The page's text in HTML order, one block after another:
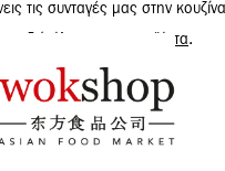
τις συνταγές μας στην
εδώ όλα μας τα προϊόντα.